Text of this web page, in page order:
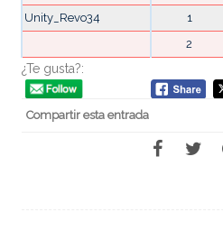
Unity_Revo34
1
2
¿Te gusta?:
Compartir esta entrada